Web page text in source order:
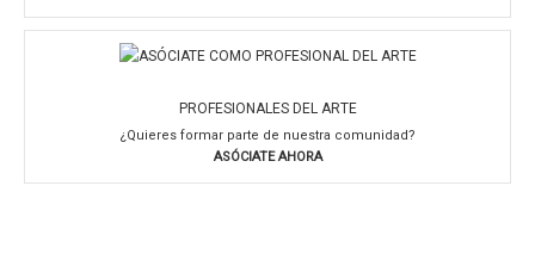
PROFESIONALES DEL ARTE
¿Quieres formar parte de nuestra comunidad?
ASÓCIATE AHORA